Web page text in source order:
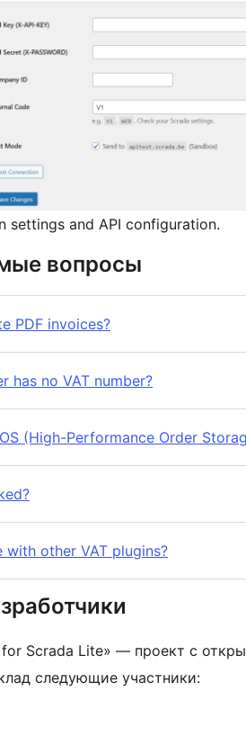
settings and API configuration.
вопросы
PDF invoices?
has no VAT number?
(High-Performance Order
other VAT plugins?
Scrada Lite» — проект с
следующие участники: